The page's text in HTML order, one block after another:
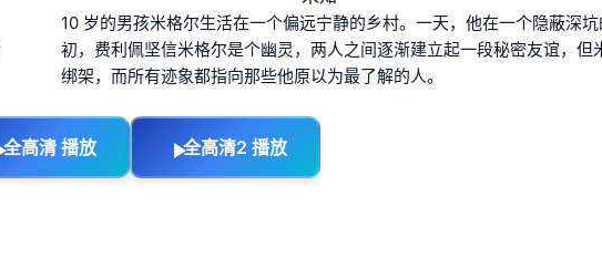
10 岁的男孩米格尔生活在一个偏远宁静的乡村。一天，他在一个隐蔽深
初，费利佩坚信米格尔是个幽灵，两人之间逐渐建立起一段秘密友谊，
绑架，而所有迹象都指向那些他原以为最了解的人。
全高清 播放 全高清2 播放